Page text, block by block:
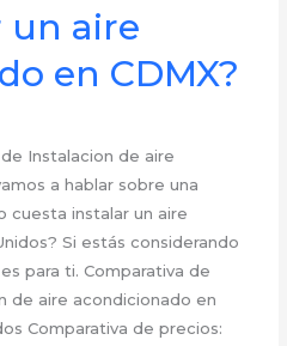
un aire
en CDMX?
Instalacion de aire
a hablar sobre una
cuesta instalar un aire
Si estás considerando
para ti. Comparativa de
de aire acondicionado en
Comparativa de precios: